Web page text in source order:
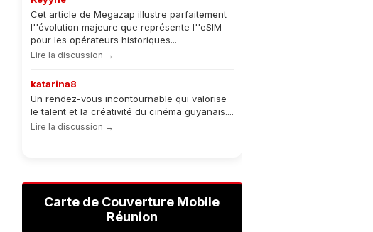
Cet article de Megazap illustre parfaitement
l''évolution majeure que représente l''eSIM
pour les opérateurs historiques...
Lire la discussion →
katarina8
Un rendez-vous incontournable qui valorise
le talent et la créativité du cinéma guyanais....
Lire la discussion →
Carte de Couverture Mobile
Réunion